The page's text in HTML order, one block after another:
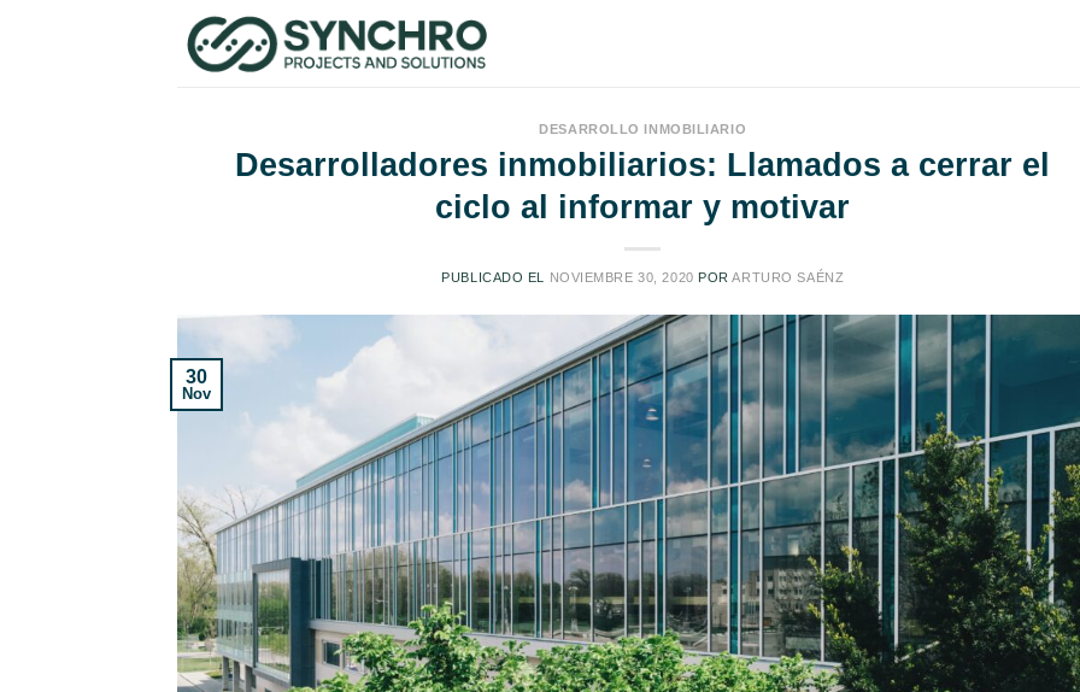
DESARROLLO INMOBILIARIO
Desarrolladores inmobiliarios: Llamados a cerrar el
ciclo al informar y motivar
PUBLICADO EL NOVIEMBRE 30, 2020 PORARTURO SAÉNZ
30
Nov